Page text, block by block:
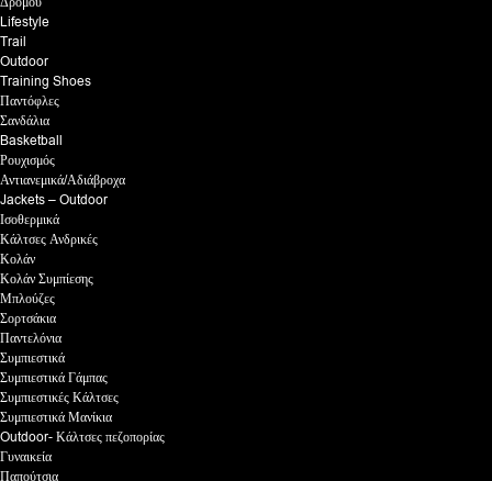
Lifestyle
Trail
Outdoor
Training Shoes
Παντόφλες
Σανδάλια
Basketball
Ρουχισμός
Αντιανεμικά/Αδιάβροχα
Jackets – Outdoor
Ισοθερμικά
Κάλτσες Ανδρικές
Κολάν
Κολάν Συμπίεσης
Μπλούζες
Σορτσάκια
Παντελόνια
Συμπιεστικά
Συμπιεστικά Γάμπας
Συμπιεστικές Κάλτσες
Συμπιεστικά Μανίκια
Outdoor- Κάλτσες πεζοπορίας
Γυναικεία
Παπούτσια